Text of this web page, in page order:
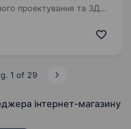
проектування та 3Д
1 of 29
інтернет-магазину